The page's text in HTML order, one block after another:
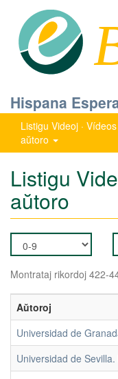
Hispana
Listigu Videoj ·
aŭtoro
Listigu
aŭtoro
Montrataj rikordoj 422-
Aŭtoroj
Universidad de
Universidad de